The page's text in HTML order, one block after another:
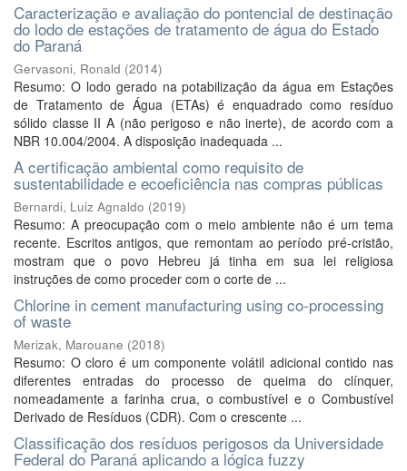
Caracterização e avaliação do pontencial de destinação
do lodo de estações de tratamento de água do Estado
do Paraná
Gervasoni, Ronald (2014)
Resumo: O lodo gerado na potabilização da água em Estações
de Tratamento de Água (ETAs) é enquadrado como resíduo
sólido classe II A (não perigoso e não inerte), de acordo com a
NBR 10.004/2004. A disposição inadequada ...
A certificação ambiental como requisito de
sustentabilidade e ecoeficiência nas compras públicas
Bernardi, Luiz Agnaldo (2019)
Resumo: A preocupação com o meio ambiente não é um tema
recente. Escritos antigos, que remontam ao período pré-cristão,
mostram que o povo Hebreu já tinha em sua lei religiosa
instruções de como proceder com o corte de ...
Chlorine in cement manufacturing using co-processing
of waste
Merizak, Marouane (2018)
Resumo: O cloro é um componente volátil adicional contido nas
diferentes entradas do processo de queima do clínquer,
nomeadamente a farinha crua, o combustível e o Combustível
Derivado de Resíduos (CDR). Com o crescente ...
Classificação dos resíduos perigosos da Universidade
Federal do Paraná aplicando a lógica fuzzy